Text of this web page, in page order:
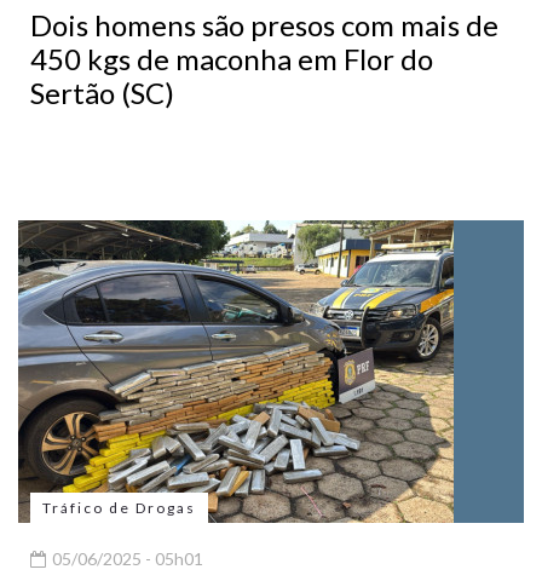
Dois homens são presos com mais de
450 kgs de maconha em Flor do
Sertão (SC)
Tráfico de Drogas
05/06/2025 - 05h01